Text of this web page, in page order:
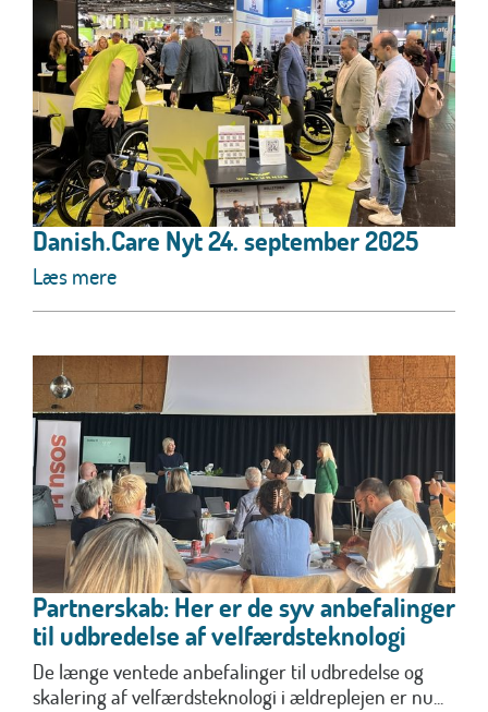
Danish.Care Nyt 24. september 2025
Læs mere
Partnerskab: Her er de syv anbefalinger
til udbredelse af velfærdsteknologi
De længe ventede anbefalinger til udbredelse og
skalering af velfærdsteknologi i ældreplejen er nu...